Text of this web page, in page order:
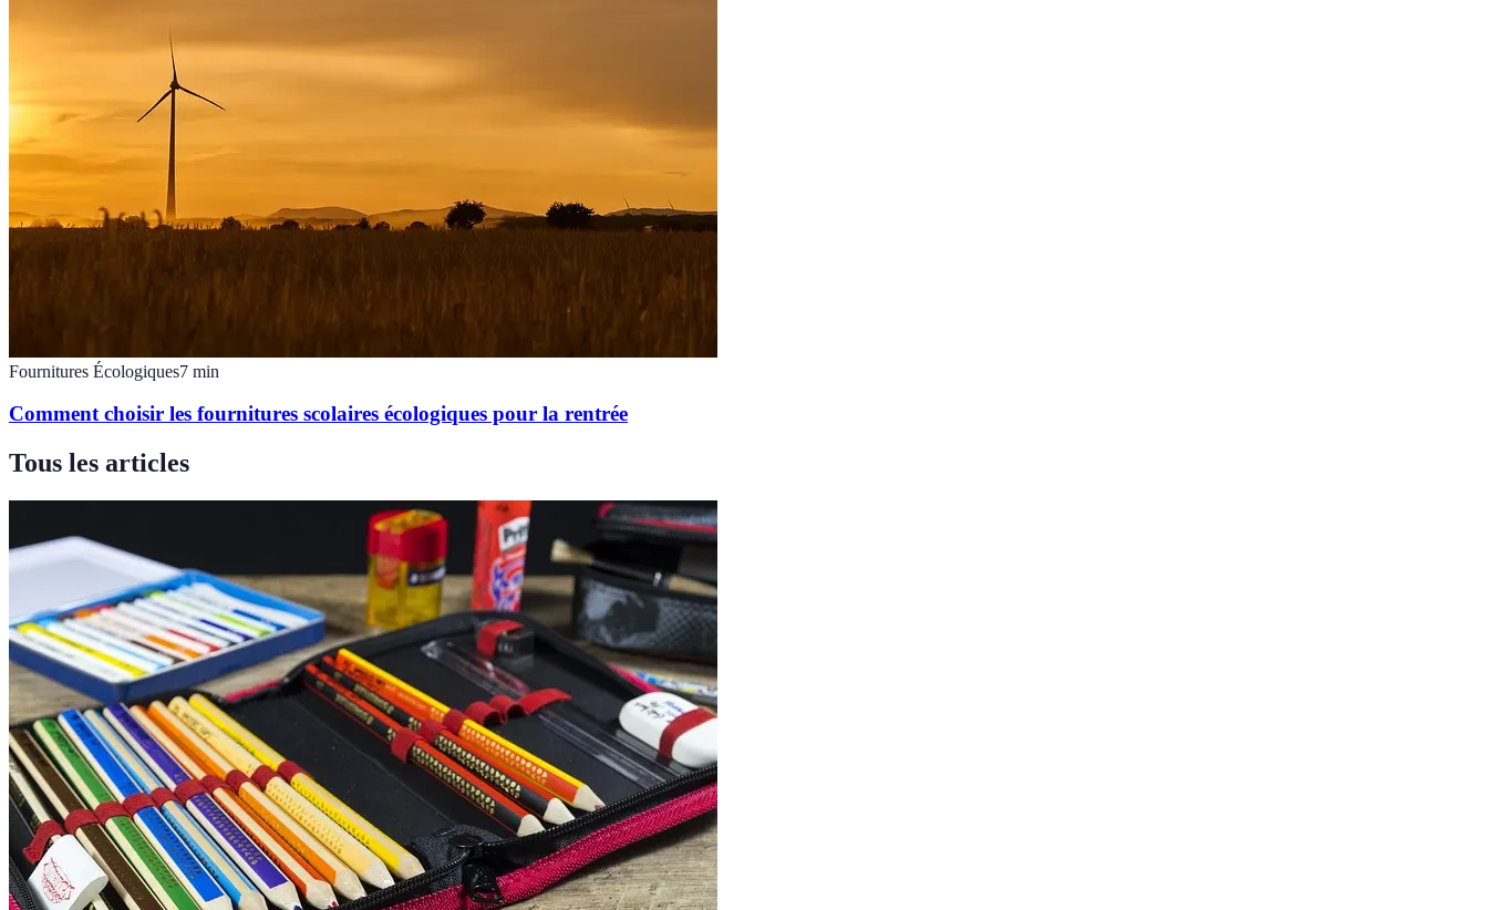
Fournitures Écologiques7 min
Comment choisir les fournitures scolaires écologiques pour la rentrée
Tous les articles